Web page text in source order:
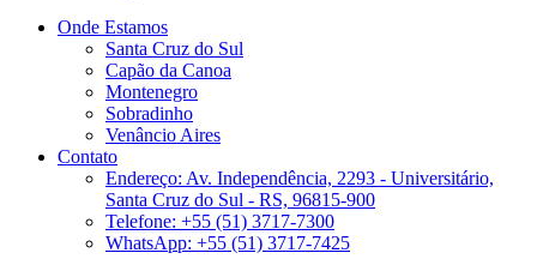
Onde Estamos
Santa Cruz do Sul
Capão da Canoa
Montenegro
Sobradinho
Venâncio Aires
Contato
Endereço: Av. Independência, 2293 - Universitário,
Santa Cruz do Sul - RS, 96815-900
Telefone: +55 (51) 3717-7300
WhatsApp: +55 (51) 3717-7425